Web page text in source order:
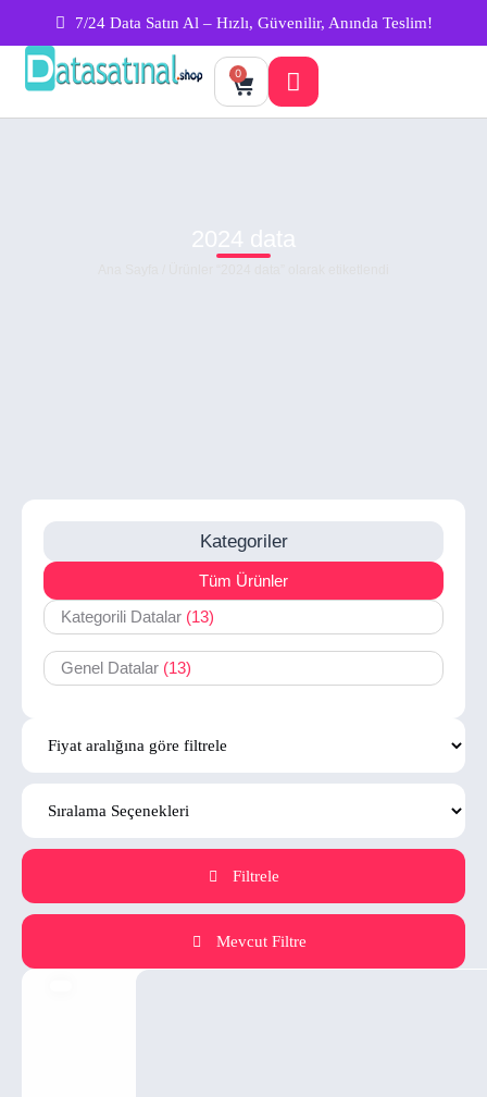
7/24 Data Satın Al – Hızlı, Güvenilir, Anında Teslim!
0
2024 data
Kategoriler
Tüm Ürünler
Kategorili Datalar (13)
Genel Datalar (13)
Filtrele
Mevcut Filtre